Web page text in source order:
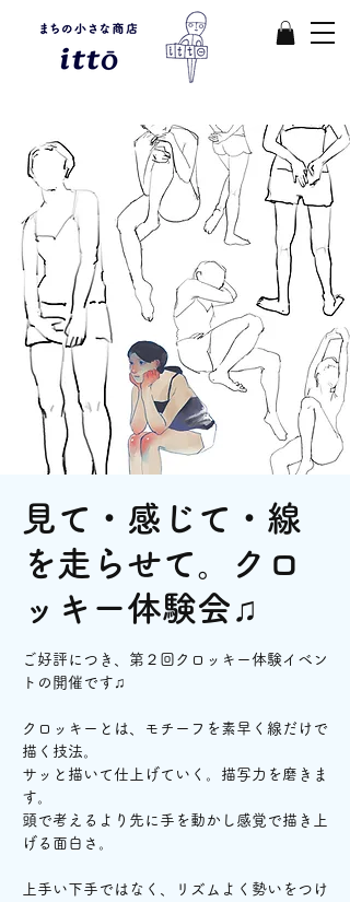
見て・感じて・線
を走らせて。クロ
ッキー体験会♫
ご好評につき、第２回クロッキー体験イベン
トの開催です♫
クロッキーとは、モチーフを素早く線だけで
描く技法。
サッと描いて仕上げていく。描写力を磨きま
す。
頭で考えるより先に手を動かし感覚で描き上
げる面白さ。
上手い下手ではなく、リズムよく勢いをつけ